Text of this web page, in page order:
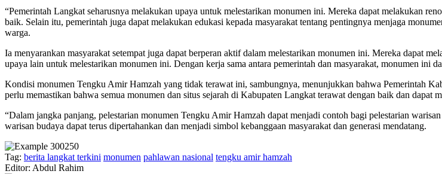
“Pemerintah Langkat seharusnya melakukan upaya untuk melestarikan monumen ini. Mereka dapat melakukan
baik. Selain itu, pemerintah juga dapat melakukan edukasi kepada masyarakat tentang pentingnya menjaga
warga.
Ia menyarankan masyarakat setempat juga dapat berperan aktif dalam melestarikan monumen ini. Mereka dapat
upaya lain untuk melestarikan monumen ini. Dengan kerja sama antara pemerintah dan masyarakat, monumen ini
Kondisi monumen Tengku Amir Hamzah yang tidak terawat ini, sambungnya, menunjukkan bahwa Pemerintah
perlu memastikan bahwa semua monumen dan situs sejarah di Kabupaten Langkat terawat dengan baik dan dapat
“Dalam jangka panjang, pelestarian monumen Tengku Amir Hamzah dapat menjadi contoh bagi pelestarian
warisan budaya dapat terus dipertahankan dan menjadi simbol kebanggaan masyarakat dan generasi mendatang.
Tag: berita langkat terkini monumen pahlawan nasional tengku amir hamzah
Editor: Abdul Rahim